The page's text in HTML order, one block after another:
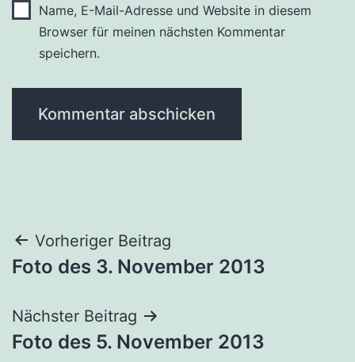
Name, E-Mail-Adresse und Website in diesem
Browser für meinen nächsten Kommentar
speichern.
Beitragsnavigation
Vorheriger Beitrag
Foto des 3. November 2013
Nächster Beitrag
Foto des 5. November 2013